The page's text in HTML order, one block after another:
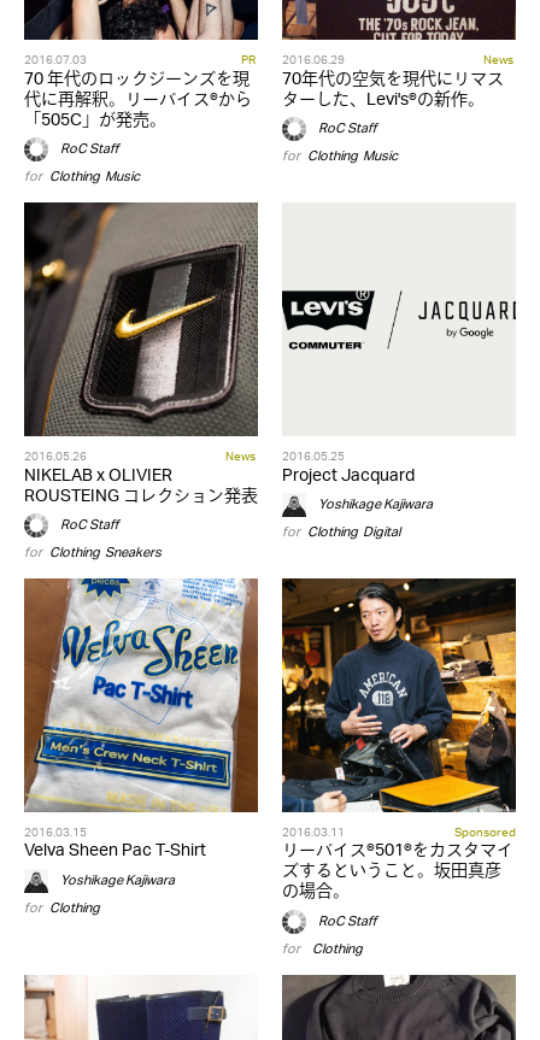
2016.07.03 PR
70 年代のロックジーンズを現
代に再解釈。リーバイス®から
「505C」が発売。
RoC Staff
for Clothing,Music
2016.06.29 News
70年代の空気を現代にリマス
ターした、Levi's®の新作。
RoC Staff
for Clothing,Music
2016.05.26 News
NIKELAB x OLIVIER
ROUSTEING コレクション発表
RoC Staff
for Clothing,Sneakers
2016.05.25
Project Jacquard
Yoshikage Kajiwara
for Clothing,Digital
2016.03.15
Velva Sheen Pac T-Shirt
Yoshikage Kajiwara
for Clothing
2016.03.11 Sponsored
リーバイス®501®をカスタマイ
ズするということ。坂田真彦
の場合。
RoC Staff
for Clothing